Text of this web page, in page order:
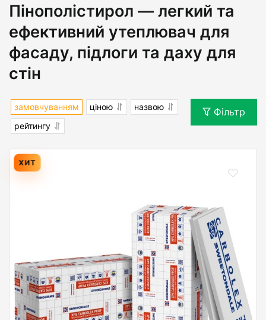
Пінополістирол — легкий та
ефективний утеплювач для
фасаду, підлоги та даху для
стін
замовчуванням ціною
назвою
рейтингу
Фільтр
ХИТ